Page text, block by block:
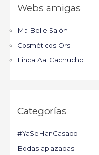
Webs amigas
Ma Belle Salón
Cosméticos Ors
Finca Aal Cachucho
Categorías
#YaSeHanCasado
Bodas aplazadas